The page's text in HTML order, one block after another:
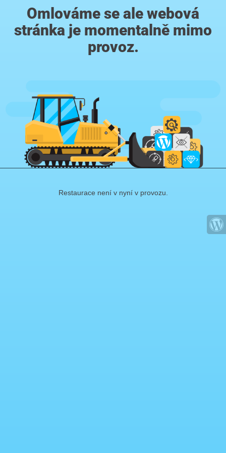
Omlováme se ale webová
stránka je momentalně mimo
provoz.
Restaurace není v nyní v provozu.